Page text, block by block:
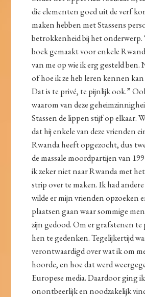
die elementen goed uit de verf
maken hebben met Stassens
betrokkenheid bij het onderwerp.
boek gemaakt voor enkele
van me op wie ik erg gesteld ben.
of hoe ik ze heb leren kennen
Dat is te privé, te pijnlijk ook.”
waarom van deze
Stassen de lippen stijf op elkaar.
dat hij enkele van deze vrienden
Rwanda heeft opgezocht, dus
de massale moordpartijen van
ik zeker niet naar Rwanda met het
strip over te maken. Ik had
wilde er mijn vrienden opzoeken
plaatsen gaan waar sommige
zijn gedood. Om er grafstenen te
hen te gedenken. Tegelijkertijd
verontwaardigd over wat ik om
hoorde, en hoe dat werd
Europese media. Daardoor ging
onontbeerlijk en noodzakelijk